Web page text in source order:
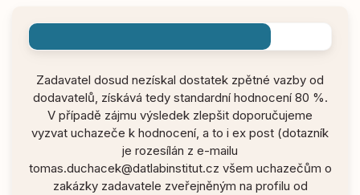
Zadavatel dosud nezískal dostatek zpětné vazby od
dodavatelů, získává tedy standardní hodnocení 80 %.
V případě zájmu výsledek zlepšit doporučujeme
vyzvat uchazeče k hodnocení, a to i ex post (dotazník
je rozesílán z e-mailu
tomas.duchacek@datlabinstitut.cz všem uchazečům o
zakázky zadavatele zveřejněným na profilu od